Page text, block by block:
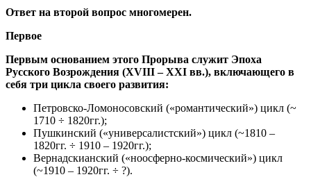
Ответ на второй вопрос многомерен.
Первое
Первым основанием этого Прорыва служит Эпоха
Русского Возрождения (XVIII –XXI вв.), включающего в
себя три цикла своего развития:
Петровско-Ломоносовский («романтический») цикл (~
1710 ÷ 1820гг.);
Пушкинский («универсалистский») цикл (~1810 –
1820гг. ÷ 1910 – 1920гг.);
Вернадскианский («ноосферно-космический») цикл
(~1910 – 1920гг. ÷ ?).